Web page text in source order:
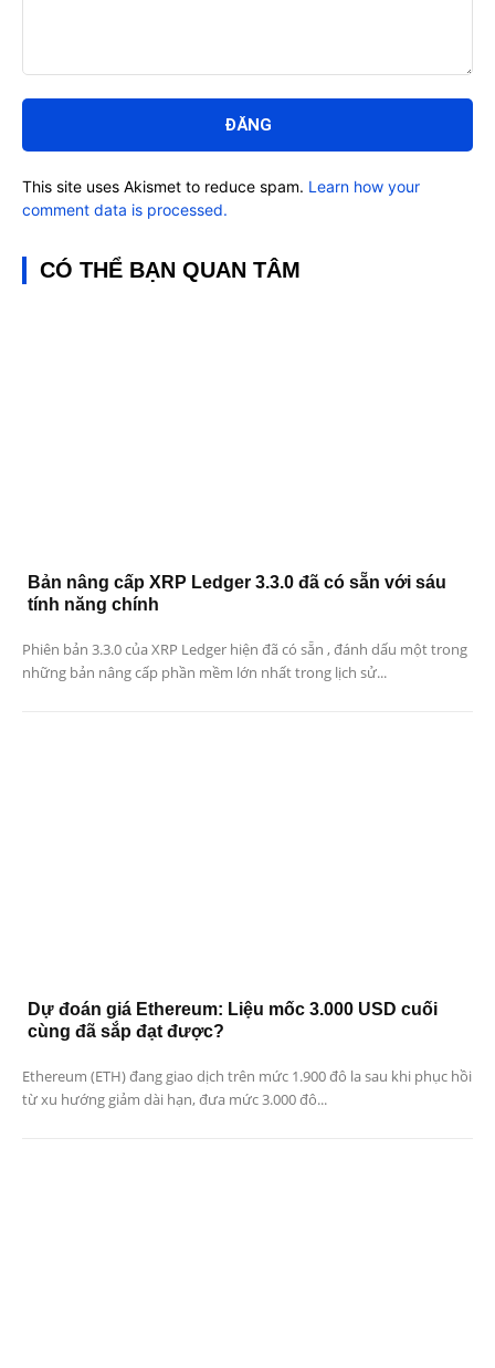
luận:
This site uses Akismet to reduce spam. Learn how your
comment data is processed.
CÓ THỂ BẠN QUAN TÂM
Bản nâng cấp XRP Ledger 3.3.0 đã có sẵn với sáu
tính năng chính
Phiên bản 3.3.0 của XRP Ledger hiện đã có sẵn , đánh dấu một trong
những bản nâng cấp phần mềm lớn nhất trong lịch sử...
Dự đoán giá Ethereum: Liệu mốc 3.000 USD cuối
cùng đã sắp đạt được?
Ethereum (ETH) đang giao dịch trên mức 1.900 đô la sau khi phục hồi
từ xu hướng giảm dài hạn, đưa mức 3.000 đô...